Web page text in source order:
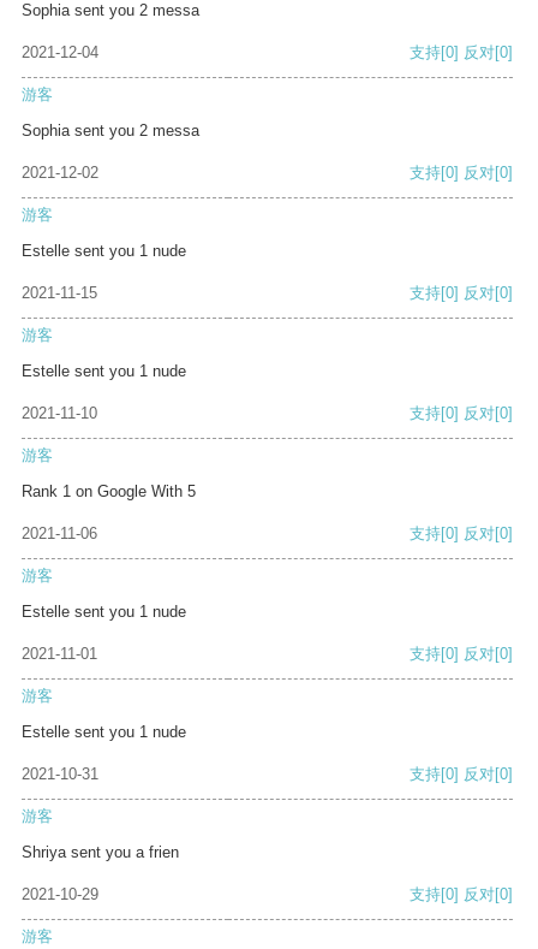
Sophia sent you 2 messa
2021-12-04 支持[0] 反对[0]
游客
Sophia sent you 2 messa
2021-12-02 支持[0] 反对[0]
游客
Estelle sent you 1 nude
2021-11-15 支持[0] 反对[0]
游客
Estelle sent you 1 nude
2021-11-10 支持[0] 反对[0]
游客
Rank 1 on Google With 5
2021-11-06 支持[0] 反对[0]
游客
Estelle sent you 1 nude
2021-11-01 支持[0] 反对[0]
游客
Estelle sent you 1 nude
2021-10-31 支持[0] 反对[0]
游客
Shriya sent you a frien
2021-10-29 支持[0] 反对[0]
游客